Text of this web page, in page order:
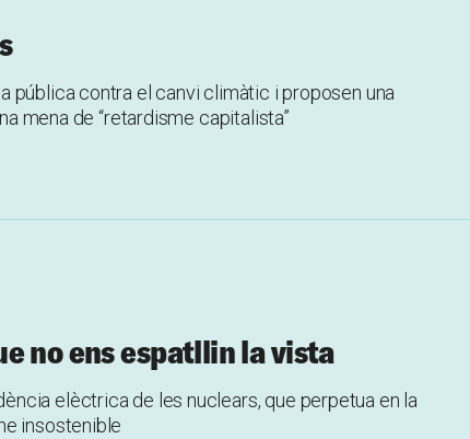
pública contra el canvi climàtic i proposen una
mena de “retardisme capitalista”
no ens espatllin la vista
elèctrica de les nuclears, que perpetua en la
insostenible